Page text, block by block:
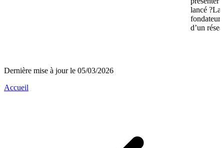
lancé ?La
d’un
Dernière mise à jour le 05/03/2026
Accueil